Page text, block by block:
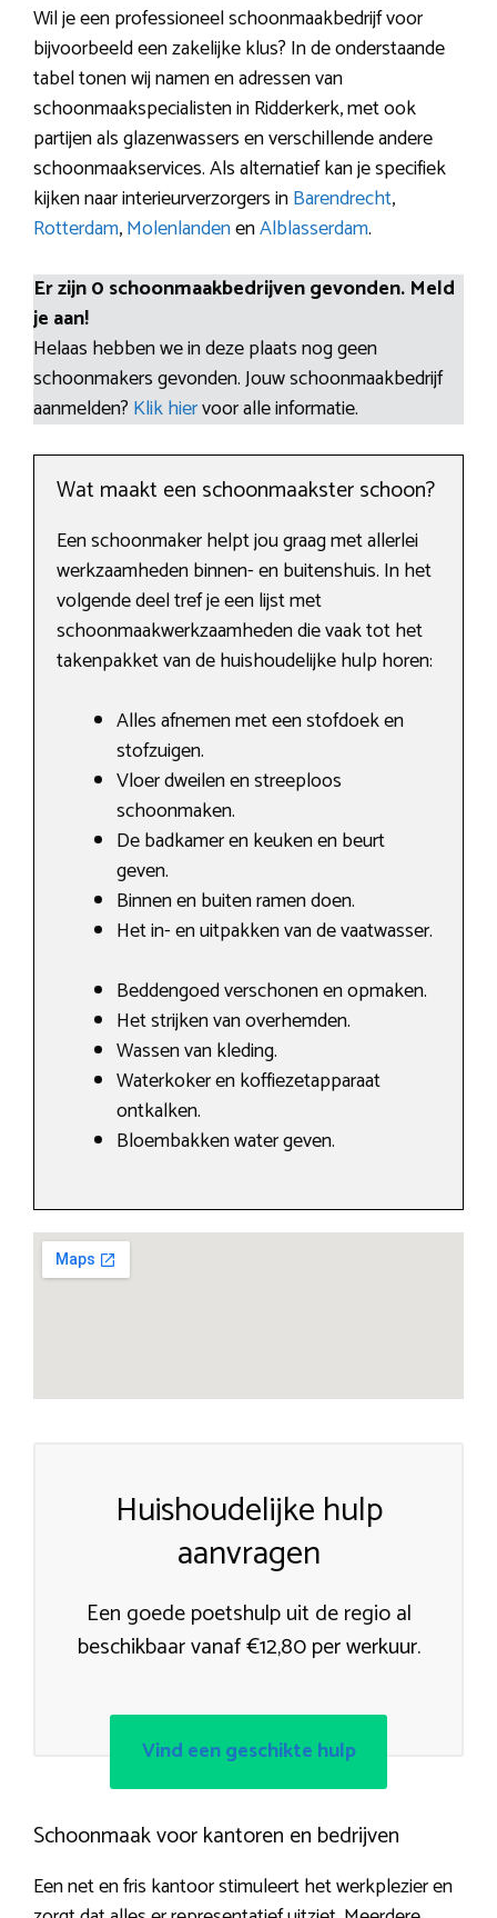
Wil je een professioneel schoonmaakbedrijf voor
bijvoorbeeld een zakelijke klus? In de onderstaande
tabel tonen wij namen en adressen van
schoonmaakspecialisten in Ridderkerk, met ook
partijen als glazenwassers en verschillende andere
schoonmaakservices. Als alternatief kan je specifiek
kijken naar interieurverzorgers inBarendrecht,
Rotterdam,MolenlandenenAlblasserdam.
Er zijn 0 schoonmaakbedrijven gevonden. Meld
je aan!
Helaas hebben we in deze plaats nog geen
schoonmakers gevonden. Jouw schoonmaakbedrijf
aanmelden? Klik hiervoor alle informatie.
Wat maakt een schoonmaakster schoon?
Een schoonmaker helpt jou graag met allerlei
werkzaamheden binnen- en buitenshuis. In het
volgende deel tref je een lijst met
schoonmaakwerkzaamheden die vaak tot het
takenpakket van de huishoudelijke hulp horen:
Alles afnemen met een stofdoek en
stofzuigen.
Vloer dweilen en streeploos
schoonmaken.
De badkamer en keuken en beurt
geven.
Binnen en buiten ramen doen.
Het in- en uitpakken van de vaatwasser.
Beddengoed verschonen en opmaken.
Het strijken van overhemden.
Wassen van kleding.
Waterkoker en koffiezetapparaat
ontkalken.
Bloembakken water geven.
Huishoudelijke hulp
aanvragen
Een goede poetshulp uit de regio al
beschikbaar vanaf €12,80 per werkuur.
Vind een geschikte hulp
Schoonmaak voor kantoren en bedrijven
Een net en fris kantoor stimuleert het werkplezier en